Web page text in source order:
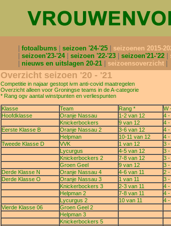
fotoalbums seizoen '24-'25 seizoenen 2015-
seizoen'23-'24
seizoen '22-'23 seizoen'21-'22
nieuws en uitslagen 20-21
seizoensoverzicht
Overzicht seizoen '20 - '21
Competitie in najaar gestopt ivm anti-covid maatregelen
Overzicht alleen voor Groningse teams in de A-categorie
* Rang ogv aantal winstpunten en verliespunten
Klasse Team Rang * W
Hoofdklasse
Oranje Nassau 1-2 van 12 4 -
Knickerbockers
9 van 12 4 -
Eerste Klasse B
Oranje Nassau 2 3-6 van 12 4 -
Helpman
10-11 van 12 4 -
Tweede Klasse D
VVK 1 van 12 3 -
Lycurgus
4-5 van 12 3 -
Knickerbockers 2
7-8 van 12 3 -
Groen Geel
9 van 12 3 -
Derde Klasse N
Oranje Nassau 4 4-6 van 11 2 -
Derde Klasse O
Oranje Nassau 3 1 van 11 3 -
Knickerbockers 3
2-3 van 11 4 -
Helpman 2
7-8 van 11 4 -
Lycurgus 2
10 van 11 4 -
Vierde Klasse 06
Groen Geel 2
Helpman 3
Knickerbockers 5